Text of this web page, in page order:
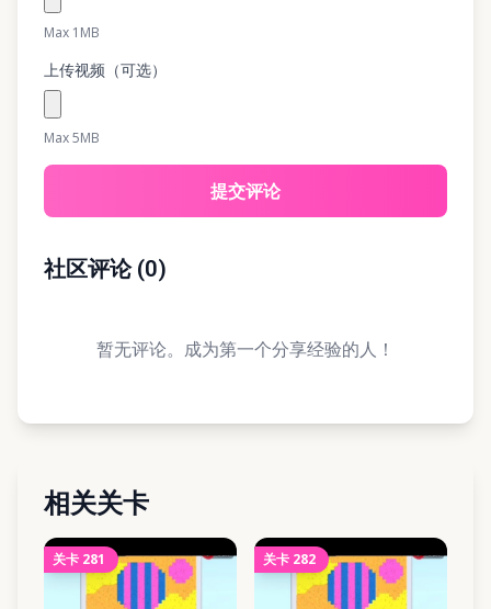
Max 1MB
上传视频（可选）
Max 5MB
提交评论
社区评论(0)
暂无评论。成为第一个分享经验的人！
相关关卡
关卡 281 关卡 282